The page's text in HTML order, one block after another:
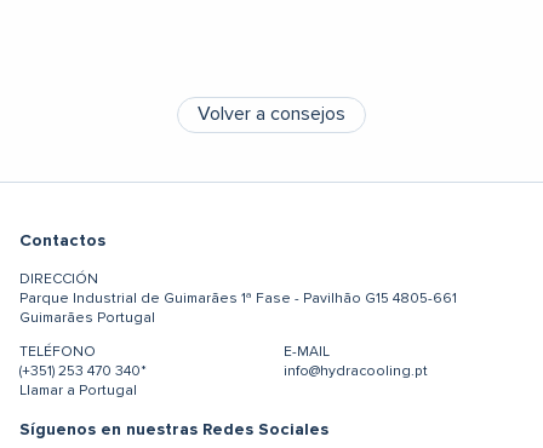
Volver a consejos
Contactos
DIRECCIÓN
Parque Industrial de Guimarães 1ª Fase - Pavilhão G15 4805-661
Guimarães Portugal
TELÉFONO
(+351) 253 470 340*
Llamar a Portugal
E-MAIL
info@hydracooling.pt
Síguenos en nuestras Redes Sociales